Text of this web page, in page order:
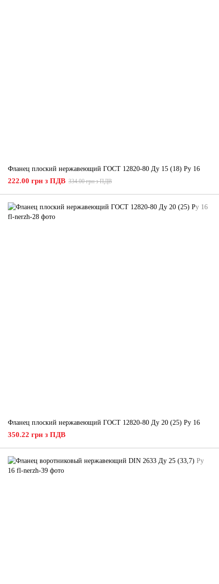
Фланец плоский нержавеющий ГОСТ 12820-80 Ду 15 (18) Ру 16
222.00 грн з ПДВ 334.00 грн з ПДВ
Фланец плоский нержавеющий ГОСТ 12820-80 Ду 20 (25) Ру 16
350.22 грн з ПДВ